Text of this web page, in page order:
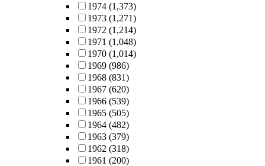
1974 (1,373)
1973 (1,271)
1972 (1,214)
1971 (1,048)
1970 (1,014)
1969 (986)
1968 (831)
1967 (620)
1966 (539)
1965 (505)
1964 (482)
1963 (379)
1962 (318)
1961 (200)